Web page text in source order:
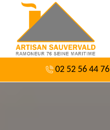
02 52 56 44 76